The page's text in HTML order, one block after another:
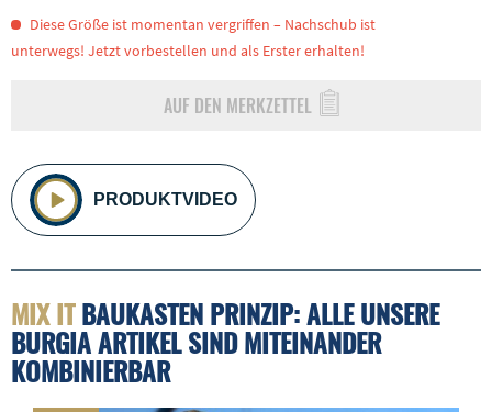
Diese Größe ist momentan vergriffen – Nachschub ist
unterwegs! Jetzt vorbestellen und als Erster erhalten!
AUF DEN MERKZETTEL
PRODUKTVIDEO
MIX ITBAUKASTEN PRINZIP: ALLE UNSERE
BURGIA ARTIKEL SIND MITEINANDER
KOMBINIERBAR